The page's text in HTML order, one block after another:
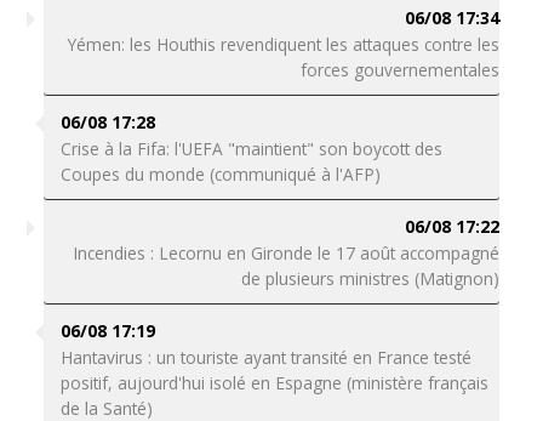
06/08 17:34
Yémen: les Houthis revendiquent les attaques contre les
forces gouvernementales
06/08 17:28
Crise à la Fifa: l'UEFA "maintient" son boycott des
Coupes du monde (communiqué à l'AFP)
06/08 17:22
Incendies : Lecornu en Gironde le 17 août accompagné
de plusieurs ministres (Matignon)
06/08 17:19
Hantavirus : un touriste ayant transité en France testé
positif, aujourd'hui isolé en Espagne (ministère français
de la Santé)